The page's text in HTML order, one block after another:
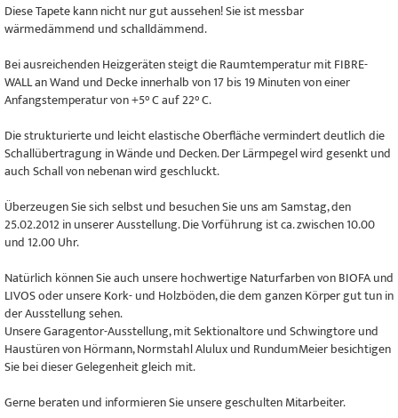
Diese Tapete kann nicht nur gut aussehen! Sie ist messbar
wärmedämmend und schalldämmend.
Bei ausreichenden Heizgeräten steigt die Raumtemperatur mit FIBRE-
WALL an Wand und Decke innerhalb von 17 bis 19 Minuten von einer
Anfangstemperatur von +5° C auf 22° C.
Die strukturierte und leicht elastische Oberfläche vermindert deutlich die
Schallübertragung in Wände und Decken. Der Lärmpegel wird gesenkt und
auch Schall von nebenan wird geschluckt.
Überzeugen Sie sich selbst und besuchen Sie uns am Samstag, den
25.02.2012 in unserer Ausstellung. Die Vorführung ist ca. zwischen 10.00
und 12.00 Uhr.
Natürlich können Sie auch unsere hochwertige Naturfarben von BIOFA und
LIVOS oder unsere Kork- und Holzböden, die dem ganzen Körper gut tun in
der Ausstellung sehen.
Unsere Garagentor-Ausstellung, mit Sektionaltore und Schwingtore und
Haustüren von Hörmann, Normstahl Alulux und RundumMeier besichtigen
Sie bei dieser Gelegenheit gleich mit.
Gerne beraten und informieren Sie unsere geschulten Mitarbeiter.